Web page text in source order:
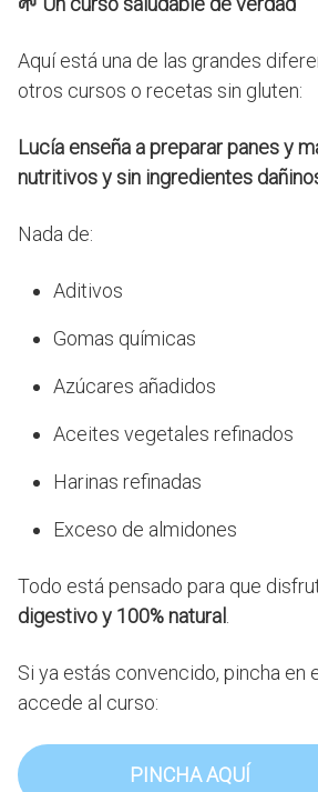
Aquí está una de las grandes
otros cursos o recetas sin gluten:
Lucía enseña a preparar panes y
nutritivos y sin ingredientes
Nada de:
Aditivos
Gomas químicas
Azúcares añadidos
Aceites vegetales refinados
Harinas refinadas
Exceso de almidones
Todo está pensado para que
digestivo y 100% natural .
Si ya estás convencido, pincha en
accede al curso:
PINCHA AQUÍ